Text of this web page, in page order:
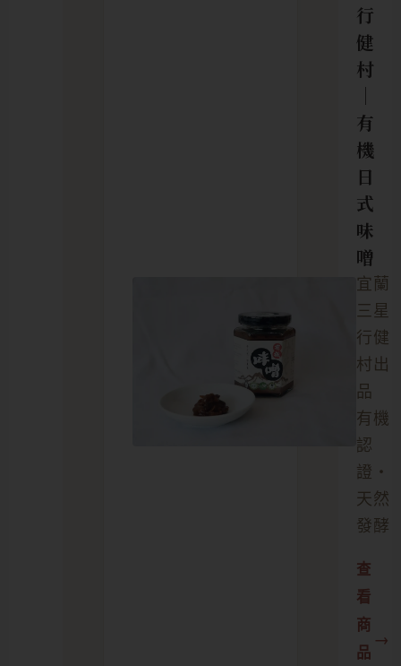
行
健
村
｜
有
機
日
式
味
噌
宜蘭
三星
行健
村出
品
有機
認
證・
天然
發酵
查
看
商
品